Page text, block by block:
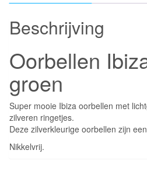
Beschrijving
Oorbellen
groen
Super mooie Ibiza oorbellen met
zilveren ringetjes.
Deze zilverkleurige oorbellen zijn
Nikkelvrij.